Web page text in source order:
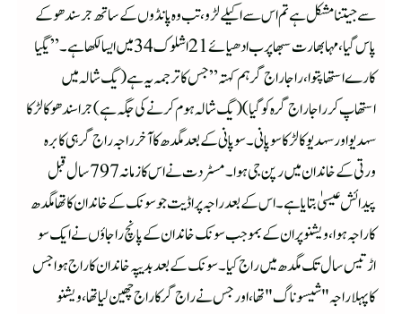
سے جیتنا مشکل ہے تم اس سے اکیلے لڑو،تب وہ پانڈوں کے ساتھ جرسندھو کے
پاس گیا،مہابھارت سبھا پرب ادھیائے 21 اشلوک 34 میں ایسا لکھا ہے۔”یگیا
کارے استھاپتوا ،راجا راج گرہم کہتہ ” جس کا ترجمہ یہ ہے( یگ شالہ میں
استھاپ کر راجا راج گرہ کو گیا) (یگ شالہ ہوم کرنے کی جگہ ہے)جراسندھو کا لڑکا
سہدیو اور سہدیو کالڑکا سوپانی۔سوپانی کے بعد مگدھ کا آخرراجہ راج گرہی کا برہ
ورتی کےخاندان میں رپن جی ہوا۔ مسٹر دت نے اس کا زمانہ 797 سال قبل
پیدائش عیسیٰ بتایا ہے۔اس کے بعد راجہ پراڈیت جو سونک کے خاندان کا تھا مگدھ
کا راجہ ہوا،ویشنو پران کے بموجب سونک خاندان کے پانچ راجاؤں نے ایک سو
اڑتیس سال تک مگدھ میں راج کیا۔سونک کے بعد بدیپہ خاندان کا راج ہوا جس
کا پہلا راجہ "شیسوناگ "تھا ،اور جس نے راج گر کا راج چھین لیا تھا، ویشنو